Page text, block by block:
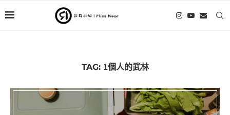
TAG: 1個人的武林